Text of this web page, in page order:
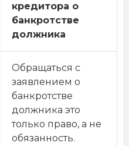
кредитора о
банкротстве
должника
Обращаться с
заявлением о
банкротстве
должника это
только право, а не
обязанность.